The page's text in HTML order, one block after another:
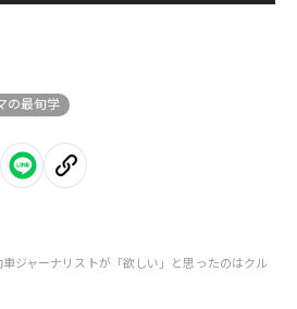
の最旬学
ジャーナリストが「欲しい」と思ったのはクル